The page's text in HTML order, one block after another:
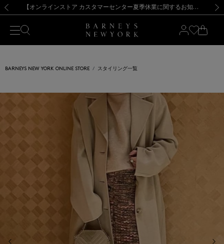
新規登録のお客様も対象！＜MY BARNEYS＞会員のお客様は11,000円（税込）以上のお買上げで常時送料無料！お買い物の際は会員登録を！
【夏季休業に伴う出荷一時停止のお知らせ】(2026.8.7) 【オンラインストア カスタマーセンター夏季休業に関するお知らせ】（2026.8.7）
【夏季休業に伴う返品・交換承り一時停止のお知らせ】（2026.8.5）
熊本県を中心とした地震の影響によるお荷物のお届けについて
【開催中】SUMMER SALEのご案内・ご注意事項 新規登録のお客様も対象！＜MY BARNEYS＞会員のお客様は11,000円（税込）以上のお買上げで常時送料無料！お買い物の際は会員登録を！
【夏季休業に伴う出荷一時停止のお知らせ】(2026.8.7)
BARNEYS NEW YORK ONLINE STORE スタイリング一覧